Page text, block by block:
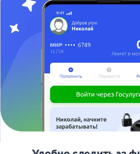
Пн-пт с 10:00 до 17:00
117342, Москва, ул. Бутлерова, дом 17,
БЦ Neo Geo, офис 4070
Отписаться
ООО «АРСфин» используются«cookie» файлы,
сервиса, с целью повышения удобства
представляют собой небольшие фрагменты
информацию о прошлых посещениях веб-сайта.
использованием файлов «cookie», просим
является рекомендацией или офертой и носит